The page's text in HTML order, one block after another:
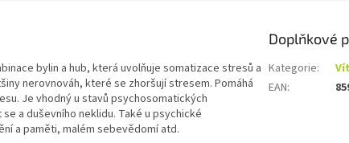
bylin a hub, která uvolňuje somatizace stresů a
nerovnováh, které se zhoršují stresem. Pomáhá
Je vhodný u stavů psychosomatických
a duševního neklidu. Také u psychické
a paměti, malém sebevědomí atd.
Doplňkové
Kategorie:
EAN: